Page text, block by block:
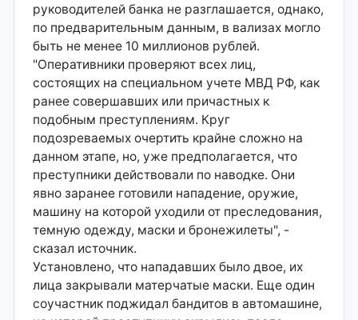
руководителей банка не разглашается, однако,
по предварительным данным, в вализах могло
быть не менее 10 миллионов рублей.
"Оперативники проверяют всех лиц,
состоящих на специальном учете МВД РФ, как
ранее совершавших или причастных к
подобным преступлениям. Круг
подозреваемых очертить крайне сложно на
данном этапе, но, уже предполагается, что
преступники действовали по наводке. Они
явно заранее готовили нападение, оружие,
машину на которой уходили от преследования,
темную одежду, маски и бронежилеты", -
сказал источник.
Установлено, что нападавших было двое, их
лица закрывали матерчатые маски. Еще один
соучастник поджидал бандитов в автомашине,